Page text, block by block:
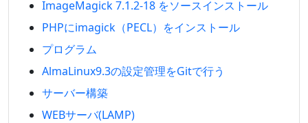
ImageMagick 7.1.2-18 をソースインストール
PHPにimagick（PECL）をインストール
プログラム
AlmaLinux9.3の設定管理をGitで行う
サーバー構築
WEBサーバ(LAMP)